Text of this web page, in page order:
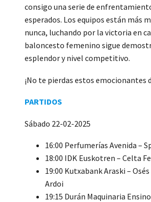
consigo una serie de
esperados. Los equipos están más
nunca, luchando por la victoria en
baloncesto femenino sigue
esplendor y nivel competitivo.
¡No te pierdas estos emocionantes
PARTIDOS
Sábado 22-02-2025
16:00 Perfumerías Avenida –
18:00 IDK Euskotren – Celta
19:00 Kutxabank Araski –
Ardoi
19:15 Durán Maquinaria